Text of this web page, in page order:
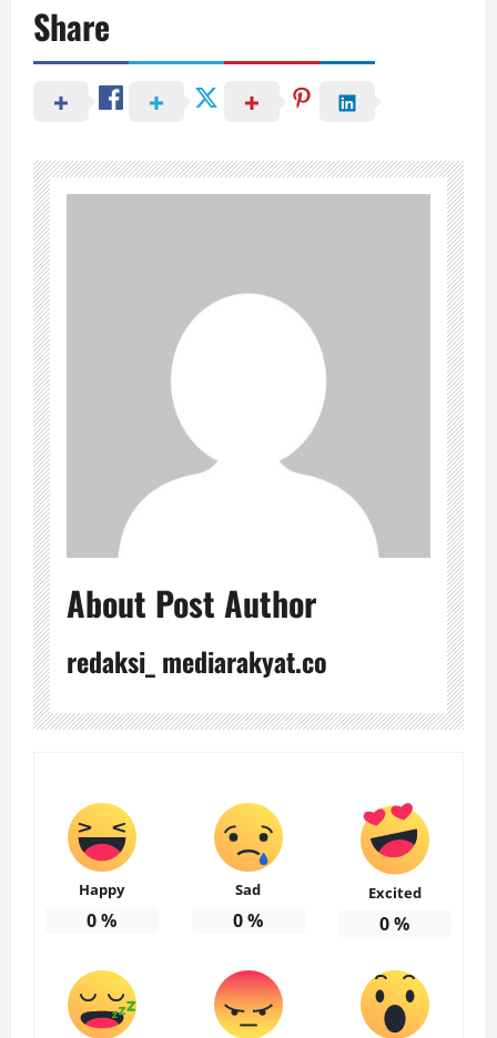
Share
About Post Author
redaksi_ mediarakyat.co
Happy
0%
Sad
0%
Excited
0%